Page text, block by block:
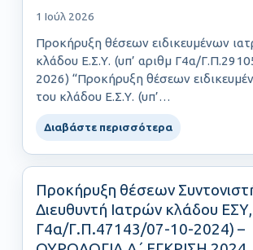
1 Ιούλ 2026
Προκήρυξη θέσεων ειδικευμένων
κλάδου Ε.Σ.Υ. (υπ’ αριθμ Γ4α/
2026) “Προκήρυξη θέσεων
του κλάδου Ε.Σ.Υ. (υπ’…
Διαβάστε περισσότερα
Προκήρυξη θέσεων
Διευθυντή Ιατρών κλάδου ΕΣΥ,
Γ4α/Γ.Π.47143/07-10-2024) –